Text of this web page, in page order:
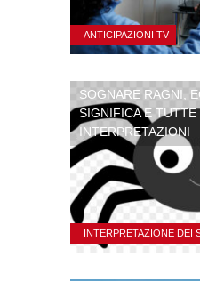
ANTICIPAZIONI TV
INTERPRETAZIONE DEI
SOGNARE RAGNI,
SIGNIFICA E TUTTE
INTERPRETAZIONI